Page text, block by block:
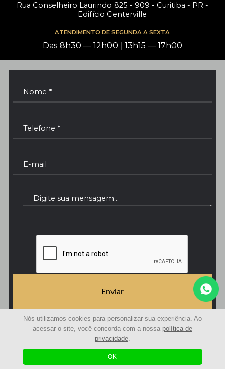
Rua Conselheiro Laurindo 825 - 909 - Curitiba - PR -
Edifício Centerville
ATENDIMENTO DE SEGUNDA A SEXTA
Das 8h30 — 12h00 13h15 — 17h00
Enviar
© 2021 | Avaliações Curitiba - Avaliação de imóveis | Todos os Direitos Reservados
byAgência Sole
Nós utilizamos cookies para personalizar sua experiência. Ao
acessar o site, você concorda com a nossa política de
privacidade.
OK